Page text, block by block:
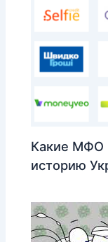
Какие МФО
историю